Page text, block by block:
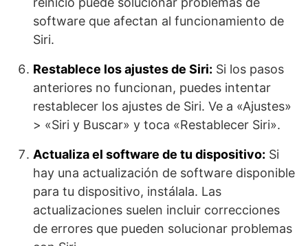
software que afectan al funcionamiento de
Siri.
Restablece los ajustes de Siri: Si los pasos
anteriores no funcionan, puedes intentar
restablecer los ajustes de Siri. Ve a «Ajustes»
> «Siri y Buscar» y toca «Restablecer Siri».
Actualiza el software de tu dispositivo: Si
hay una actualización de software disponible
para tu dispositivo, instálala. Las
actualizaciones suelen incluir correcciones
de errores que pueden solucionar problemas